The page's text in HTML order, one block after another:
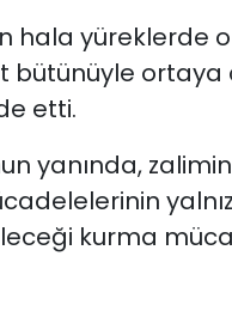
hala yüreklerde
ortaya
etti.
yanında, zalimin
kurma